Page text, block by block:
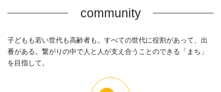
community
子どもも若い世代も高齢者も。すべての世代に役割があって、出
番がある。繋がりの中で人と人が支え合うことのできる「まち」
を目指して。